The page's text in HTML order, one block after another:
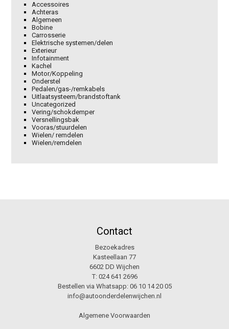
Accessoires
Achteras
Algemeen
Bobine
Carrosserie
Elektrische systemen/delen
Exterieur
Infotainment
Kachel
Motor/Koppeling
Onderstel
Pedalen/gas-/remkabels
Uitlaatsysteem/brandstoftank
Uncategorized
Vering/schokdemper
Versnellingsbak
Vooras/stuurdelen
Wielen/ remdelen
Wielen/remdelen
Contact
Bezoekadres
Kasteellaan 77
6602 DD Wijchen
T: 024 641 2696
Bestellen via Whatsapp: 06 10 14 20 05
info@autoonderdelenwijchen.nl
Algemene Voorwaarden